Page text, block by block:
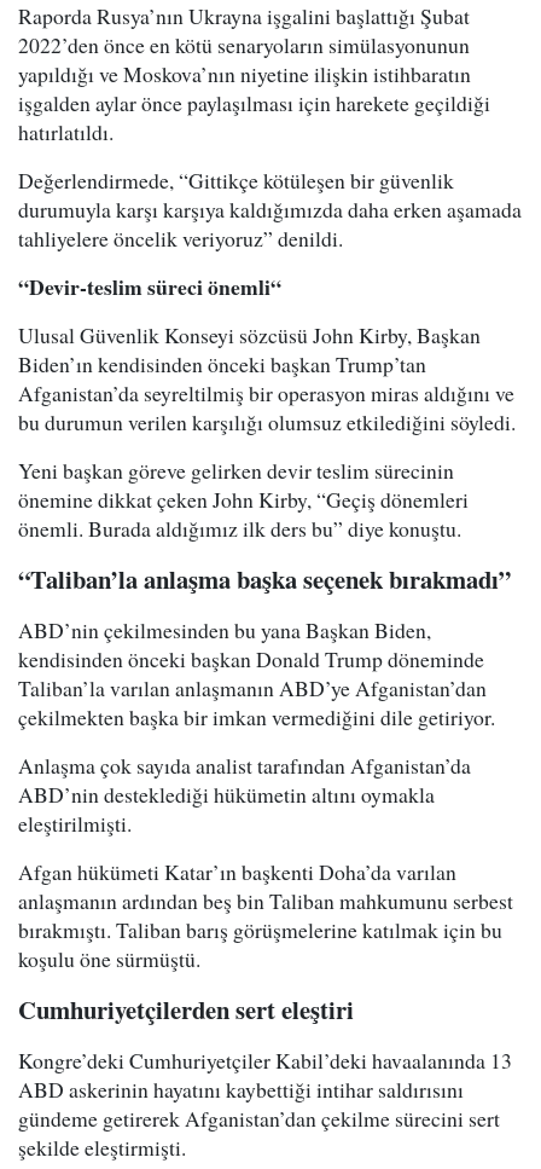
Raporda Rusya’nın Ukrayna işgalini başlattığı Şubat
2022’den önce en kötü senaryoların simülasyonunun
yapıldığı ve Moskova’nın niyetine ilişkin istihbaratın
işgalden aylar önce paylaşılması için harekete geçildiği
hatırlatıldı.
Değerlendirmede, “Gittikçe kötüleşen bir güvenlik
durumuyla karşı karşıya kaldığımızda daha erken aşamada
tahliyelere öncelik veriyoruz” denildi.
“Devir-teslim süreci önemli“
Ulusal Güvenlik Konseyi sözcüsü John Kirby, Başkan
Biden’ın kendisinden önceki başkan Trump’tan
Afganistan’da seyreltilmiş bir operasyon miras aldığını ve
bu durumun verilen karşılığı olumsuz etkilediğini söyledi.
Yeni başkan göreve gelirken devir teslim sürecinin
önemine dikkat çeken John Kirby, “Geçiş dönemleri
önemli. Burada aldığımız ilk ders bu” diye konuştu.
“Taliban’la anlaşma başka seçenek bırakmadı”
ABD’nin çekilmesinden bu yana Başkan Biden,
kendisinden önceki başkan Donald Trump döneminde
Taliban’la varılan anlaşmanın ABD’ye Afganistan’dan
çekilmekten başka bir imkan vermediğini dile getiriyor.
Anlaşma çok sayıda analist tarafından Afganistan’da
ABD’nin desteklediği hükümetin altını oymakla
eleştirilmişti.
Afgan hükümeti Katar’ın başkenti Doha’da varılan
anlaşmanın ardından beş bin Taliban mahkumunu serbest
bırakmıştı. Taliban barış görüşmelerine katılmak için bu
koşulu öne sürmüştü.
Cumhuriyetçilerden sert eleştiri
Kongre’deki Cumhuriyetçiler Kabil’deki havaalanında 13
ABD askerinin hayatını kaybettiği intihar saldırısını
gündeme getirerek Afganistan’dan çekilme sürecini sert
şekilde eleştirmişti.